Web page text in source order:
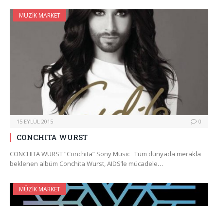
MÜZIK MARKET
15 EYLÜL 2015 0
CONCHITA WURST
CONCHITA WURST “Conchita” Sony Music Tüm dünyada merakla
beklenen albüm Conchita Wurst, AIDS’le mücadele…
MÜZIK MARKET